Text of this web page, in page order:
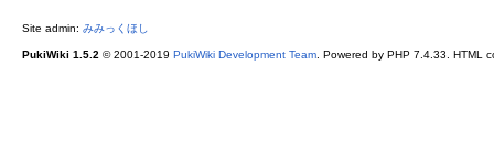
Site admin: みみっくほし
PukiWiki 1.5.2 © 2001-2019 PukiWiki Development Team. Powered by PHP 7.4.33. HTML